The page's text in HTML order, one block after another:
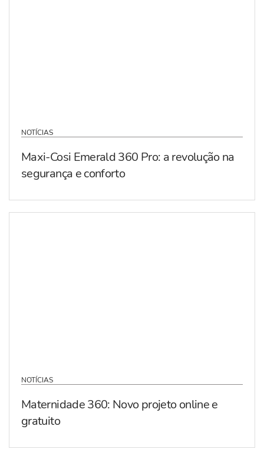
NOTÍCIAS
Maxi-Cosi Emerald 360 Pro: a revolução na
segurança e conforto
NOTÍCIAS
Maternidade 360: Novo projeto online e
gratuito